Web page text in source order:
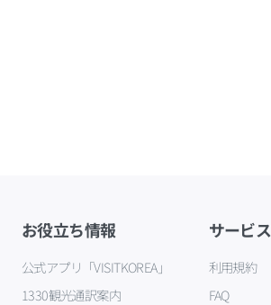
お役立ち情報
公式アプリ「VISITKOREA」
1330観光通訳案内
サービス
利用規約
FAQ